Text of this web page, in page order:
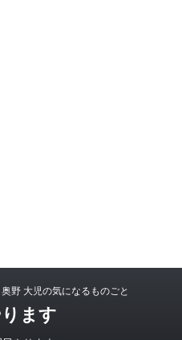
野 大児の気になるものごと
ます